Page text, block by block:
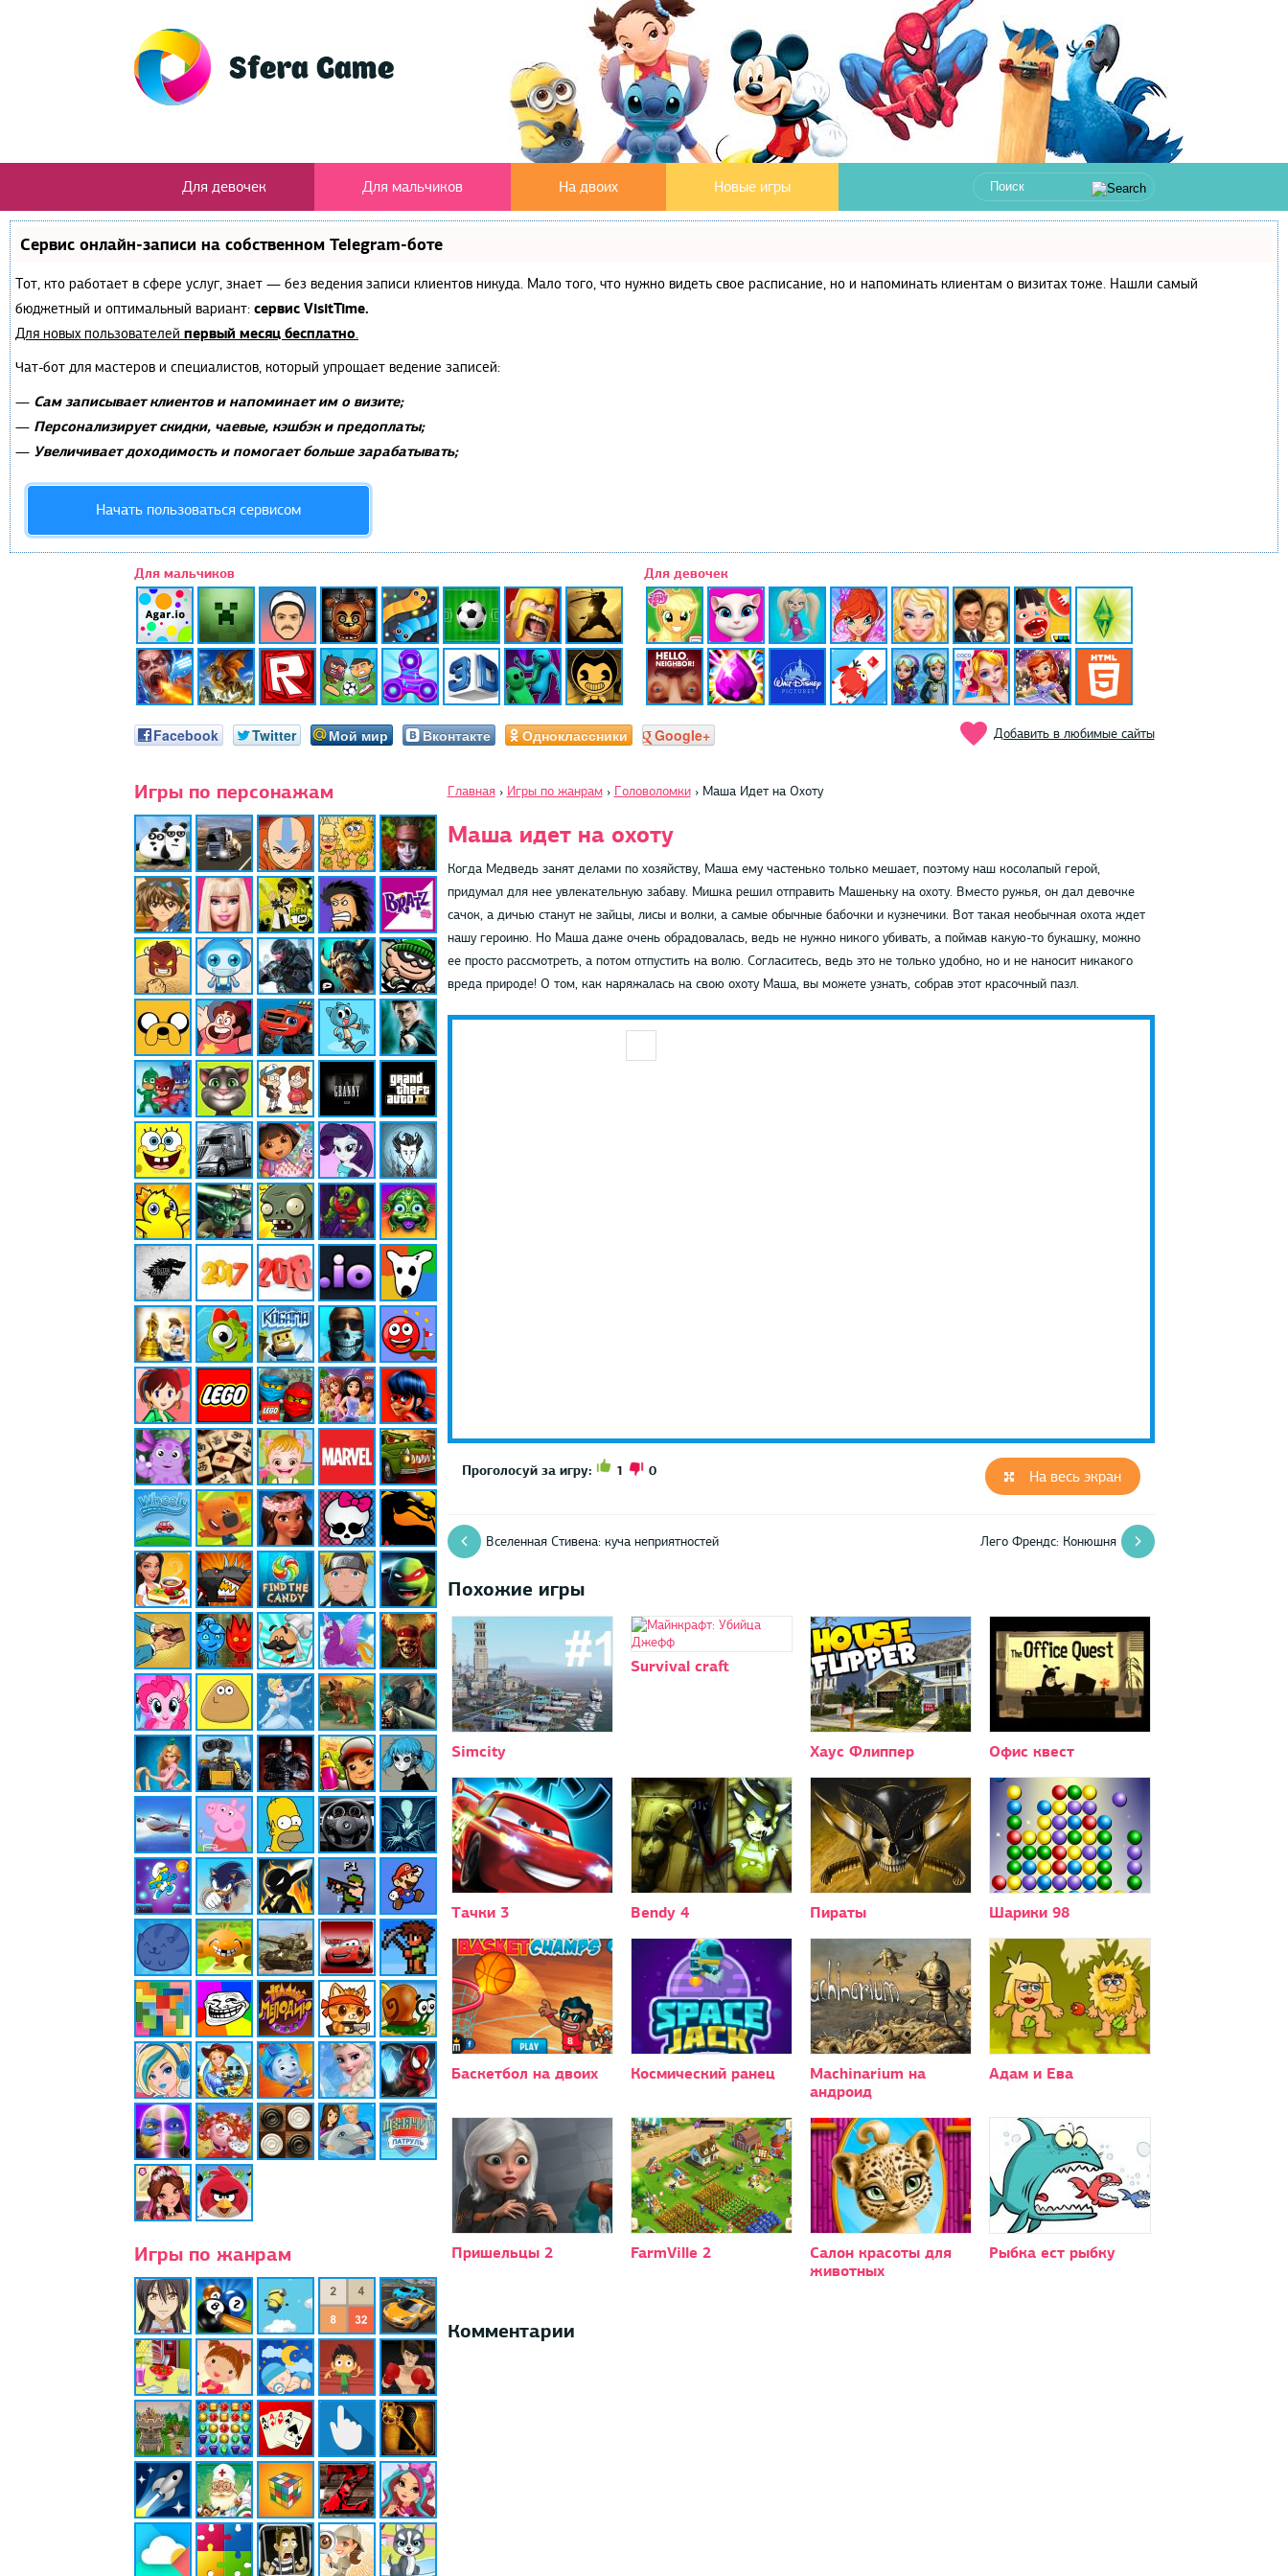
Для девочек Для мальчиков На двоих Новые игры
Сервис онлайн-записи на собственном Telegram-боте
Тот, кто работает в сфере услуг, знает — без ведения записи клиентов никуда. Мало того, что нужно видеть свое расписание, но и напоминать клиентам о визитах тоже. Нашли самый
бюджетный и оптимальный вариант: сервис VisitTime.
Для новых пользователей первый месяц бесплатно.
Чат-бот для мастеров и специалистов, который упрощает ведение записей:
— Сам записывает клиентов и напоминает им о визите;
— Персонализирует скидки, чаевые, кэшбэк и предоплаты;
— Увеличивает доходимость и помогает больше зарабатывать;
Начать пользоваться сервисом
Для мальчиков Для девочек
Facebook Twitter Мой мир Вконтакте Одноклассники Google+ Добавить в любимые сайты
Игры по персонажам
Игры по жанрам
Главная › Игры по жанрам › Головоломки › Маша Идет на Охоту
Маша идет на охоту
Когда Медведь занят делами по хозяйству, Маша ему частенько только мешает, поэтому наш косолапый герой,
придумал для нее увлекательную забаву. Мишка решил отправить Машеньку на охоту. Вместо ружья, он дал девочке
сачок, а дичью станут не зайцы, лисы и волки, а самые обычные бабочки и кузнечики. Вот такая необычная охота ждет
нашу героиню. Но Маша даже очень обрадовалась, ведь не нужно никого убивать, а поймав какую-то букашку, можно
ее просто рассмотреть, а потом отпустить на волю. Согласитесь, ведь это не только удобно, но и не наносит никакого
вреда природе! О том, как наряжалась на свою охоту Маша, вы можете узнать, собрав этот красочный пазл.
На весь экран
Проголосуй за игру: 1 0
Вселенная Стивена: куча неприятностей Лего Френдс: Конюшня
Похожие игры
Simcity
Survival craft
Хаус Флиппер Офис квест
Тачки 3 Bendy 4 Пираты Шарики 98
Баскетбол на двоих Космический ранец
Machinarium на
андроид
Адам и Ева
Пришельцы 2 FarmVille 2
Салон красоты для
животных
Рыбка ест рыбку
Комментарии